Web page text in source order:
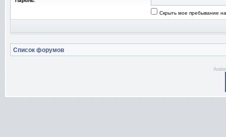
Скрыть мое пребывание
Список форумов